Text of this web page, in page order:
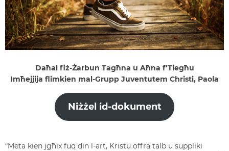
Daħal fiż-Żarbun Tagħna u Aħna f’Tiegħu
Imħejjija flimkien mal-Grupp Juventutem Christi, Paola
Niżżel id-dokument
“Meta kien jgħix fuq din l-art, Kristu offra talb u suppliki